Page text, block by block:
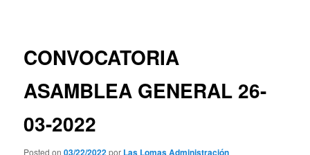
CONVOCATORIA
ASAMBLEA GENERAL 26-
03-2022
Posted on por